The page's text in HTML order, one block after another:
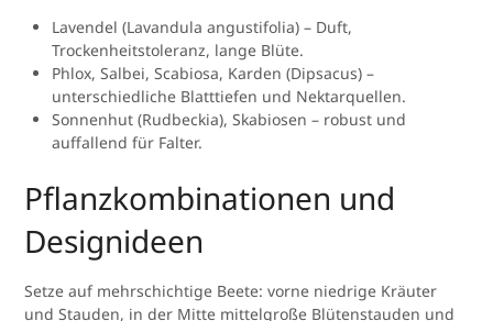
Lavendel (Lavandula angustifolia) – Duft,
Trockenheitstoleranz, lange Blüte.
Phlox, Salbei, Scabiosa, Karden (Dipsacus) –
unterschiedliche Blatttiefen und Nektarquellen.
Sonnenhut (Rudbeckia), Skabiosen – robust und
auffallend für Falter.
Pflanzkombinationen und
Designideen
Setze auf mehrschichtige Beete: vorne niedrige Kräuter
und Stauden, in der Mitte mittelgroße Blütenstauden und